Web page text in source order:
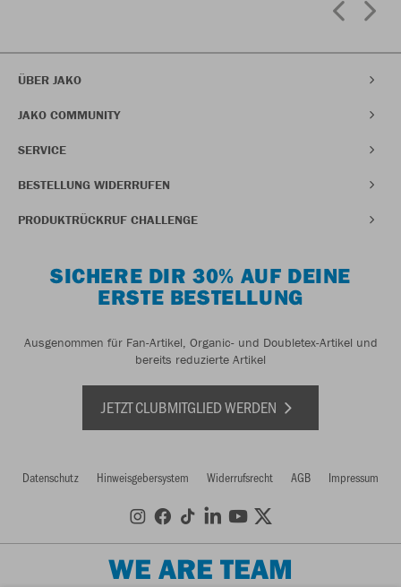
ÜBER JAKO
JAKO COMMUNITY
SERVICE
BESTELLUNG WIDERRUFEN
PRODUKTRÜCKRUF CHALLENGE
SICHERE DIR 30% AUF DEINE
ERSTE BESTELLUNG
Ausgenommen für Fan-Artikel, Organic- und Doubletex-Artikel und
bereits reduzierte Artikel
JETZT CLUBMITGLIED WERDEN
Datenschutz Hinweisgebersystem Widerrufsrecht AGB Impressum
WE ARE TEAM